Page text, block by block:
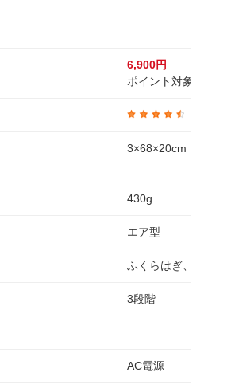
6,900円
ポイント対象外
3×68×20cm
430g
エア型
ふくらはぎ、太もも
3段階
AC電源